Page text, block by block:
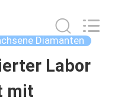
Diamanten
Labor
mit